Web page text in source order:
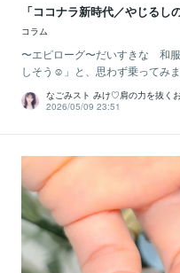
「ココナラ新時代／やじるし
コラム
〜エピローグ〜だいすきな 和
しそう☺️」と、思わず乗ってみ
なごみスト みけ♡肩の力を抜く
2026/05/09 23:51